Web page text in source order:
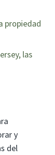
propiedad
las
y
del